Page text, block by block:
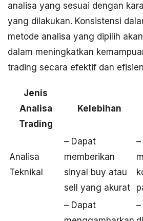
analisa yang sesuai dengan
yang dilakukan. Konsistensi
metode analisa yang dipilih
dalam meningkatkan
trading secara efektif dan
Jenis
Analisa
Trading
Kelebihan
Analisa
Teknikal
– Dapat
memberikan
sinyal buy atau
sell yang akurat
– Dapat